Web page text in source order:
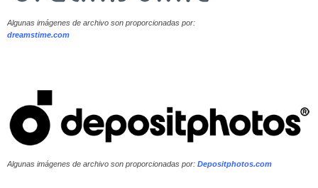
Algunas imágenes de archivo son proporcionadas por:
dreamstime.com
Algunas imágenes de archivo son proporcionadas por: Depositphotos.com